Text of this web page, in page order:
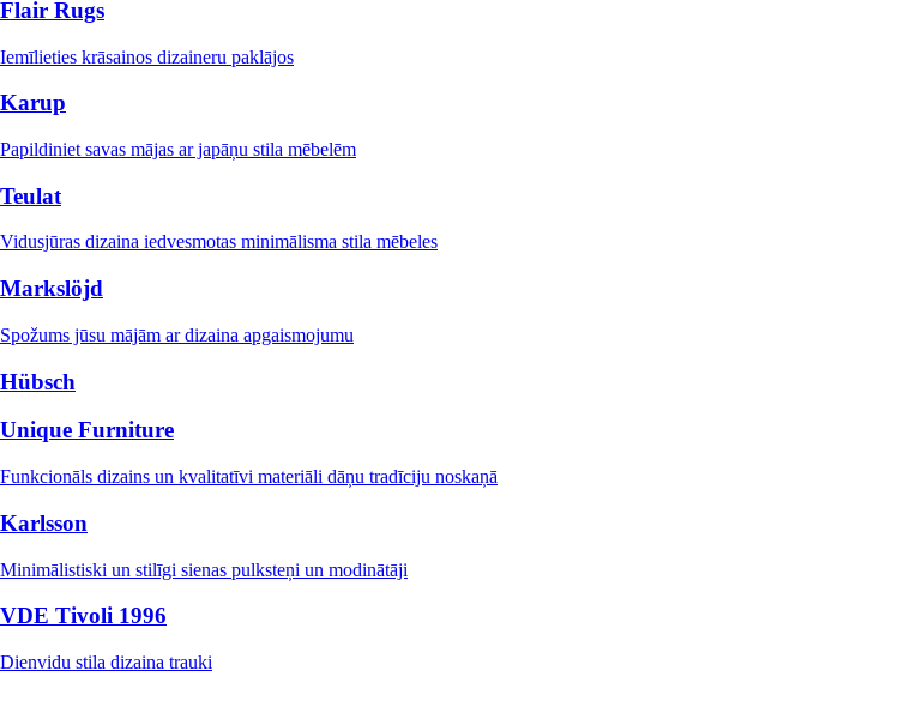
Flair Rugs
Iemīlieties krāsainos dizaineru paklājos
Karup
Papildiniet savas mājas ar japāņu stila mēbelēm
Teulat
Vidusjūras dizaina iedvesmotas minimālisma stila mēbeles
Markslöjd
Spožums jūsu mājām ar dizaina apgaismojumu
Hübsch
Unique Furniture
Funkcionāls dizains un kvalitatīvi materiāli dāņu tradīciju noskaņā
Karlsson
Minimālistiski un stilīgi sienas pulksteņi un modinātāji
VDE Tivoli 1996
Dienvidu stila dizaina trauki